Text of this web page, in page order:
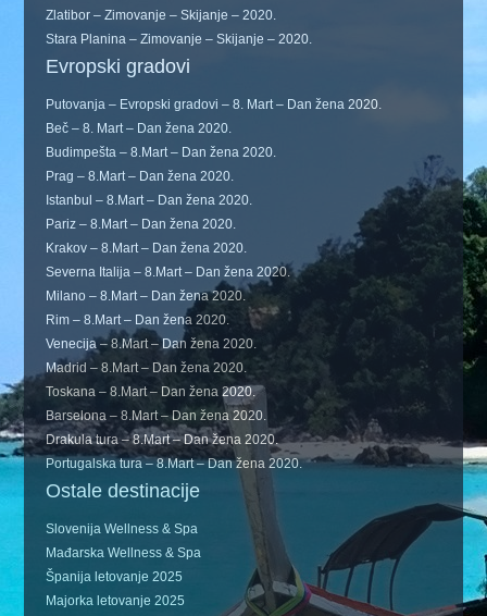
Zlatibor – Zimovanje – Skijanje – 2020.
Stara Planina – Zimovanje – Skijanje – 2020.
Evropski gradovi
Putovanja – Evropski gradovi – 8. Mart – Dan žena 2020.
Beč – 8. Mart – Dan žena 2020.
Budimpešta – 8.Mart – Dan žena 2020.
Prag – 8.Mart – Dan žena 2020.
Istanbul – 8.Mart – Dan žena 2020.
Pariz – 8.Mart – Dan žena 2020.
Krakov – 8.Mart – Dan žena 2020.
Severna Italija – 8.Mart – Dan žena 2020.
Milano – 8.Mart – Dan žena 2020.
Rim – 8.Mart – Dan žena 2020.
Venecija – 8.Mart – Dan žena 2020.
Madrid – 8.Mart – Dan žena 2020.
Toskana – 8.Mart – Dan žena 2020.
Barselona – 8.Mart – Dan žena 2020.
Drakula tura – 8.Mart – Dan žena 2020.
Portugalska tura – 8.Mart – Dan žena 2020.
Ostale destinacije
Slovenija Wellness & Spa
Mađarska Wellness & Spa
Španija letovanje 2025
Majorka letovanje 2025